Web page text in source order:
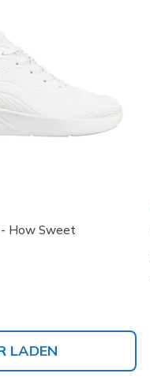
- How Sweet
LADEN